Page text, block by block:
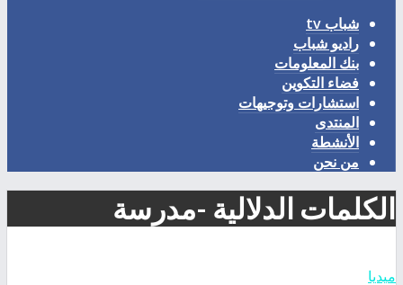
شباب tv
راديو شباب
بنك المعلومات
فضاء التكوين
استشارات وتوجيهات
المنتدى
الأنشطة
من نحن
الكلمات الدلالية -مدرسة
ميديا